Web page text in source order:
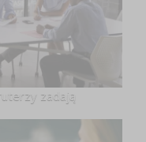
zadają